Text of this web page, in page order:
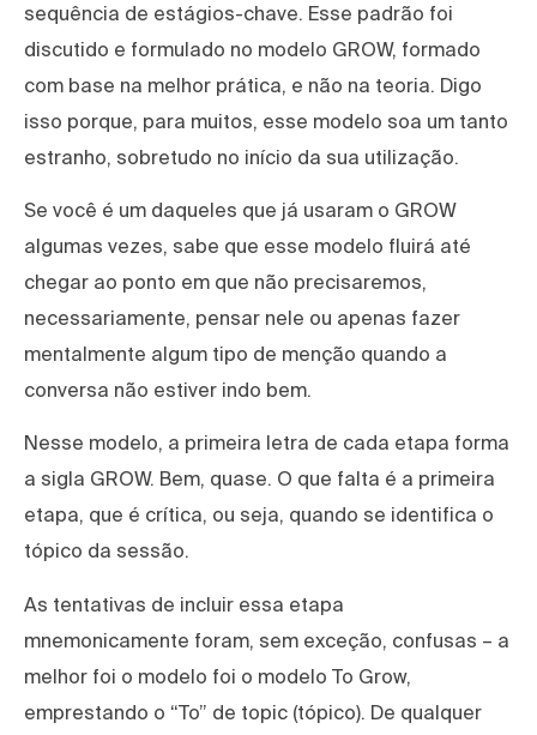
sequência de estágios-chave. Esse padrão foi
discutido e formulado no modelo GROW, formado
com base na melhor prática, e não na teoria. Digo
isso porque, para muitos, esse modelo soa um tanto
estranho, sobretudo no início da sua utilização.
Se você é um daqueles que já usaram o GROW
algumas vezes, sabe que esse modelo fluirá até
chegar ao ponto em que não precisaremos,
necessariamente, pensar nele ou apenas fazer
mentalmente algum tipo de menção quando a
conversa não estiver indo bem.
Nesse modelo, a primeira letra de cada etapa forma
a sigla GROW. Bem, quase. O que falta é a primeira
etapa, que é crítica, ou seja, quando se identifica o
tópico da sessão.
As tentativas de incluir essa etapa
mnemonicamente foram, sem exceção, confusas – a
melhor foi o modelo foi o modelo To Grow,
emprestando o “To” de topic (tópico). De qualquer